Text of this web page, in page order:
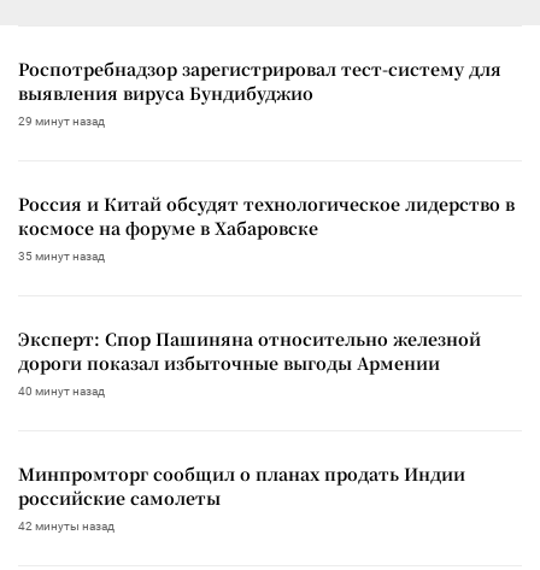
Роспотребнадзор зарегистрировал тест-систему для
выявления вируса Бундибуджио
29 минут назад
Россия и Китай обсудят технологическое лидерство в
космосе на форуме в Хабаровске
35 минут назад
Эксперт: Спор Пашиняна относительно железной
дороги показал избыточные выгоды Армении
40 минут назад
Минпромторг сообщил о планах продать Индии
российские самолеты
42 минуты назад